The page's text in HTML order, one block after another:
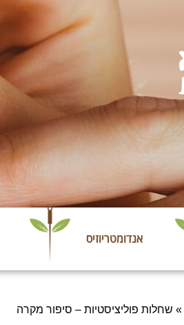
אנדומטריוזיס
» שחלות פוליציסטיות – סיפור מקרה